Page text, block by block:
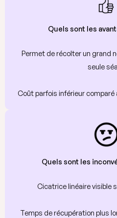
Quels sont les
Permet de récolter un grand
seule
Coût parfois inférieur comparé
Quels sont les
Cicatrice linéaire visible
Temps de récupération plus